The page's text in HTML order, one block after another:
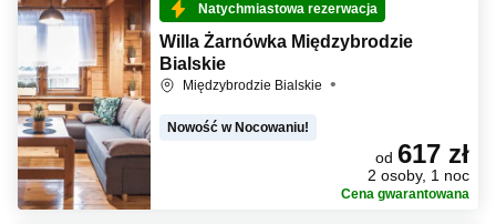
Natychmiastowa rezerwacja
Willa Żarnówka Międzybrodzie
Bialskie
Międzybrodzie Bialskie
Nowość w Nocowaniu!
od 617 zł
2 osoby, 1 noc
Cena gwarantowana